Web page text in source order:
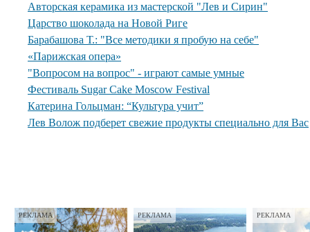
Авторская керамика из мастерской "Лев и Сирин"
Царство шоколада на Новой Риге
Барабашова Т.: "Все методики я пробую на себе"
«Парижская опера»
"Вопросом на вопрос" - играют самые умные
Фестиваль Sugar Cake Moscow Festival
Катерина Гольцман: “Культура учит”
Лев Волож подберет свежие продукты специально для Вас
РЕКЛАМА РЕКЛАМА РЕКЛАМА